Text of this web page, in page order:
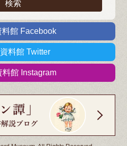
料館 Facebook
料館 Twitter
料館 Instagram